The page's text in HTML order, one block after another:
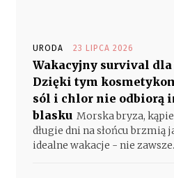
URODA 23 LIPCA 2026
Wakacyjny survival dla
Dzięki tym
sól i chlor nie odbiorą
blasku Morska bryza,
długie dni na słońcu brzmią
idealne wakacje - nie